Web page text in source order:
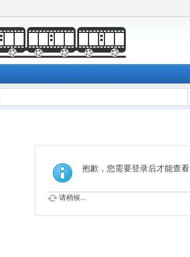
抱歉，您需要登录后才能查看
请稍候...